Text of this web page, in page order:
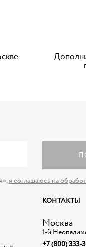
я соглашаюсь на
КОНТАКТЫ
Москва
1-й
+7 (800) 333-